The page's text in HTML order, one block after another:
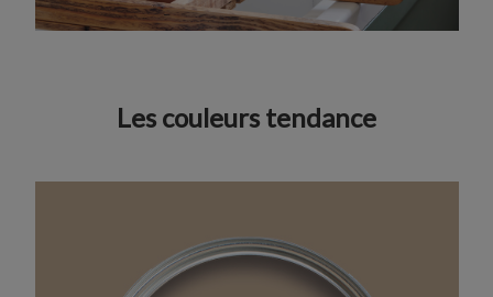
Les couleurs tendance